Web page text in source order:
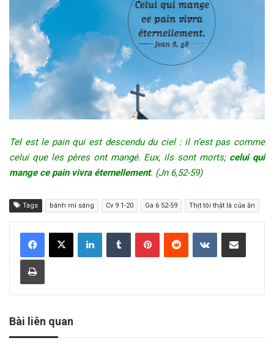
Tel est le pain qui est descendu du ciel : il n’est pas comme
celui que les pères ont mangé. Eux, ils sont morts; celui qui
mange ce pain vivra éternellement. (Jn 6,52-59)
Tags bánh mì sáng Cv 9 1-20 Ga 6 52-59 Thịt tôi thật là của ăn
Bài liên quan